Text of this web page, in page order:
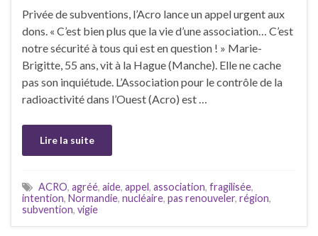
Privée de subventions, l’Acro lance un appel urgent aux
dons. « C’est bien plus que la vie d’une association… C’est
notre sécurité à tous qui est en question ! » Marie-
Brigitte, 55 ans, vit à la Hague (Manche). Elle ne cache
pas son inquiétude. L’Association pour le contrôle de la
radioactivité dans l’Ouest (Acro) est …
Lire la suite
ACRO, agréé, aide, appel, association, fragilisée,
intention, Normandie, nucléaire, pas renouveler, région,
subvention, vigie